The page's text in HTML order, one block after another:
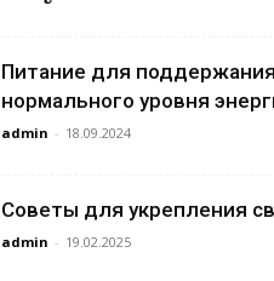
Питание для поддержания
нормального уровня
admin - 18.09.2024
Советы для укрепления
admin - 19.02.2025